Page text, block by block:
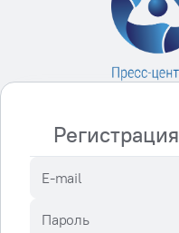
Регистрация
E-mail
Пароль